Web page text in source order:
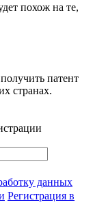
похож на те,
патент
странах.
данных
Регистрация в